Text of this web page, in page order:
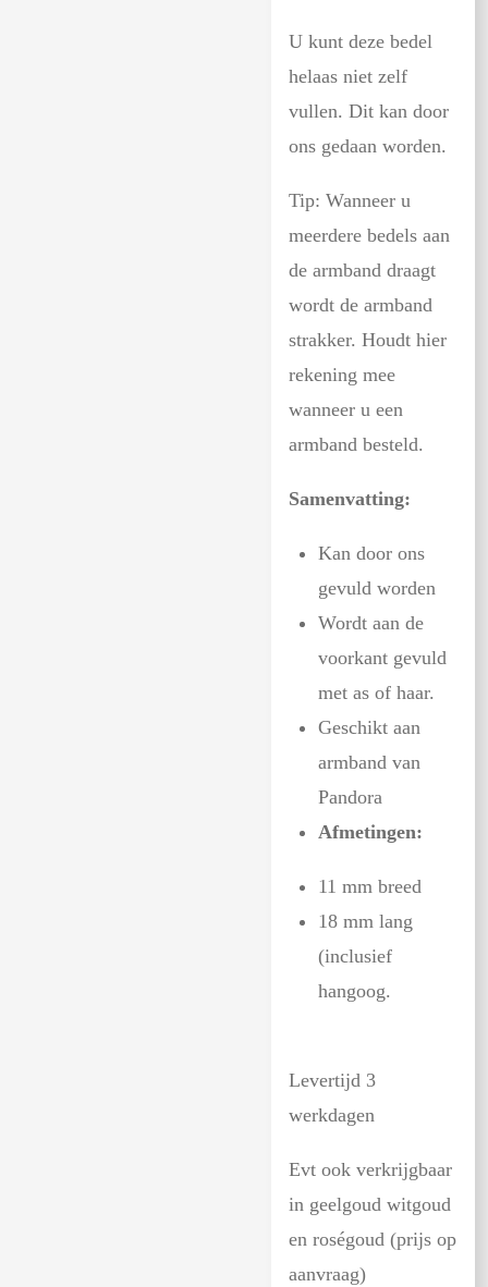
U kunt deze bedel
helaas niet zelf
vullen. Dit kan door
ons gedaan worden.
Tip: Wanneer u
meerdere bedels aan
de armband draagt
wordt de armband
strakker. Houdt hier
rekening mee
wanneer u een
armband besteld.
Samenvatting:
Kan door ons
gevuld worden
Wordt aan de
voorkant gevuld
met as of haar.
Geschikt aan
armband van
Pandora
Afmetingen:
11 mm breed
18 mm lang
(inclusief
hangoog.
Levertijd 3
werkdagen
Evt ook verkrijgbaar
in geelgoud witgoud
en roségoud (prijs op
aanvraag)